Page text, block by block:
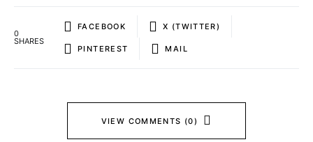
0
SHARES
FACEBOOK X (TWITTER)
PINTEREST MAIL
VIEW COMMENTS (0)